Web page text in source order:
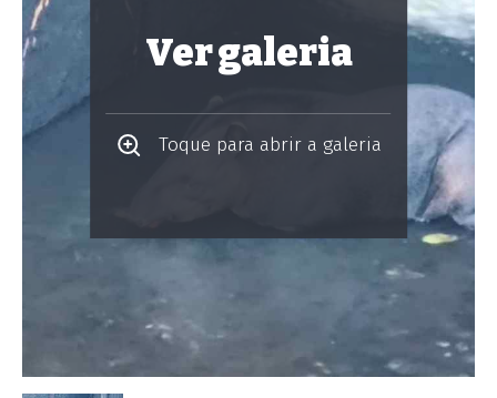
Ver galeria
Toque para abrir a galeria